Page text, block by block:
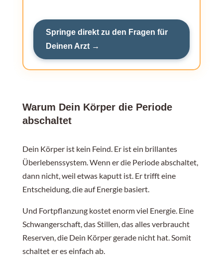
Springe direkt zu den Fragen für
Deinen Arzt →
Warum Dein Körper die Periode
abschaltet
Dein Körper ist kein Feind. Er ist ein brillantes
Überlebenssystem. Wenn er die Periode abschaltet,
dann nicht, weil etwas kaputt ist. Er trifft eine
Entscheidung, die auf Energie basiert.
Und Fortpflanzung kostet enorm viel Energie. Eine
Schwangerschaft, das Stillen, das alles verbraucht
Reserven, die Dein Körper gerade nicht hat. Somit
schaltet er es einfach ab.